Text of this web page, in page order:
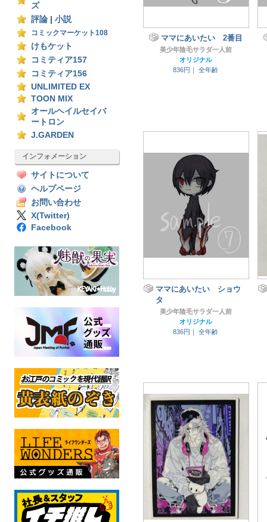
ズ
評論
小説
コミックマーケット108
けもケット
コミティア157
コミティア156
UNLIMITED EX
TOON MIX
オールヘイルセイバ
ートロン
J.GARDEN
インフォメーション
サイトについて
ヘルプページ
お問い合わせ
X(Twitter)
Facebook
ママにあいたい 2番目
美少年陰毛サラダ一人前
オリジナル
836円｜
全年齢
ママにあいたい ショウ
タ
美少年陰毛サラダ一人前
オリジナル
836円｜
全年齢